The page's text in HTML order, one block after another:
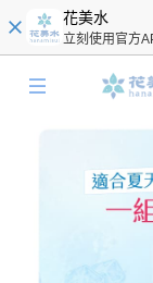
花美水
立刻使用官方